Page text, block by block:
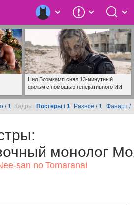
Нил Бломкамп снял 13-минутный
фильм с помощью генеративного ИИ
/ 1 Кадры Постеры / 1 Разное / 1 Фанарт /
монолог
san no Tomaranai